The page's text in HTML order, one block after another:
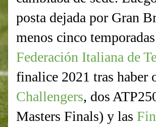
posta dejada por Gran
menos cinco
Federación Italiana de
finalice 2021 tras
Challengers, dos
Masters Finals) y las